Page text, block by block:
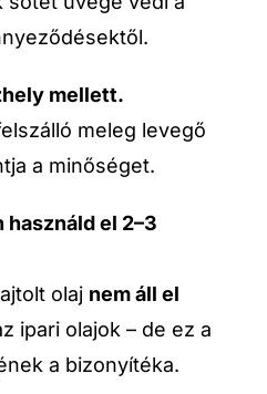
mellett.
meleg levegő
a minőséget.
használd el 2–3
olaj nem áll el
ipari olajok – de ez a
a bizonyítéka.